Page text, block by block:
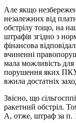
Але якщо
незалежних від
обстрілу тощо, на
штрафів згідно з
фінансова
вчиненні
мала можливість
порушення яких ПКУ
вжила достатніх
Звісно, що
ракетний обстріл.
А, отже, штраф за п.